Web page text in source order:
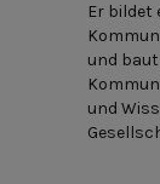
Er bildet
und
und